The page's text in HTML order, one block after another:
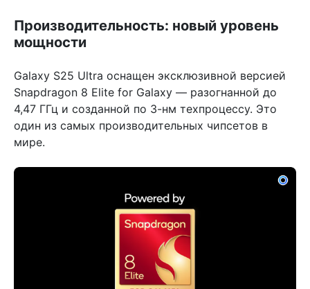
Производительность: новый уровень
мощности
Galaxy S25 Ultra оснащен эксклюзивной версией
Snapdragon 8 Elite for Galaxy — разогнанной до
4,47 ГГц и созданной по 3-нм техпроцессу. Это
один из самых производительных чипсетов в
мире.